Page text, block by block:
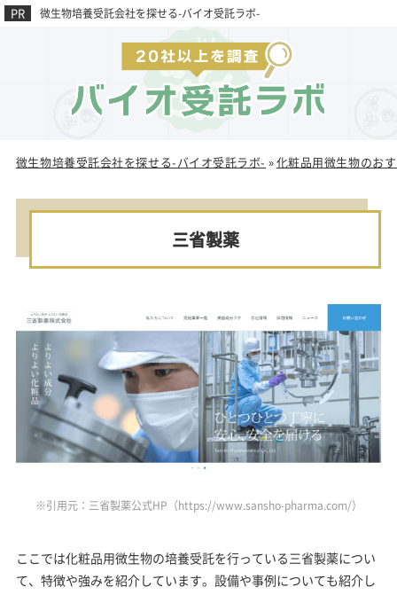
微生物培養受託会社を探せる-バイオ受託ラボ-
微生物培養受託会社を探せる-バイオ受託ラボ- »化粧品用微生物のお
三省製薬
※引用元：三省製薬公式HP（https://www.sansho-pharma.com/）
ここでは化粧品用微生物の培養受託を行っている三省製薬につい
て、特徴や強みを紹介しています。設備や事例についても紹介し